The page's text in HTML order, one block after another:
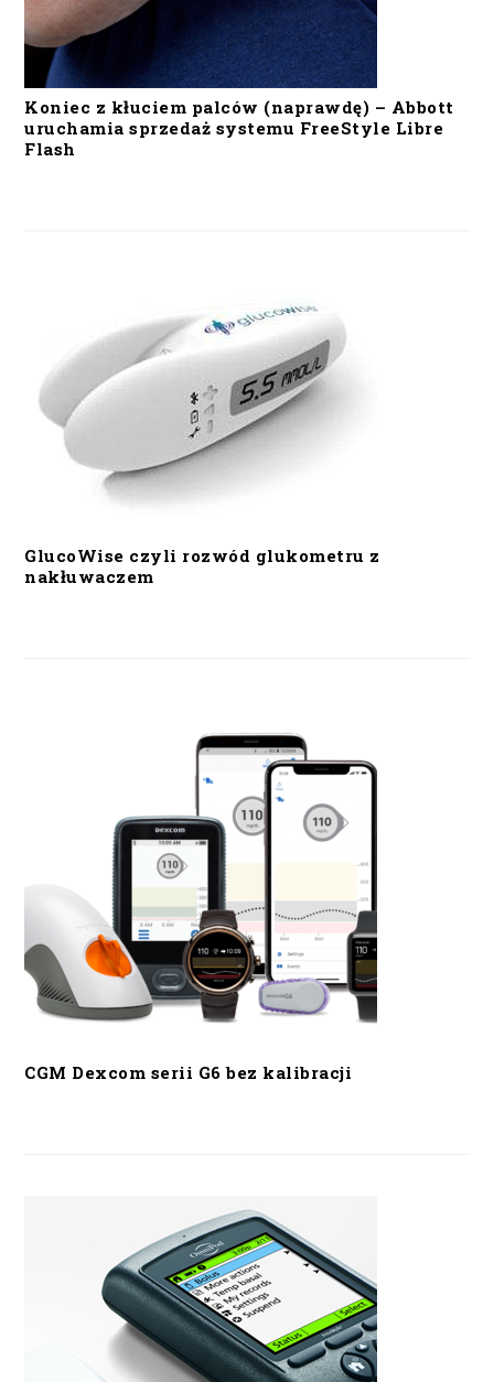
Koniec z kłuciem palców (naprawdę) – Abbott
uruchamia sprzedaż systemu FreeStyle Libre
Flash
GlucoWise czyli rozwód glukometru z
nakłuwaczem
CGM Dexcom serii G6 bez kalibracji